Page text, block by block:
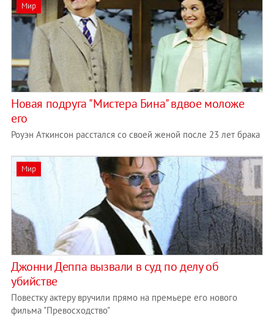
Мир
Новая подруга "Мистера Бина" вдвое моложе
его
Роуэн Аткинсон расстался со своей женой после 23 лет брака
Мир
Джонни Деппа вызвали в суд по делу об
убийстве
Повестку актеру вручили прямо на премьере его нового
фильма "Превосходство"